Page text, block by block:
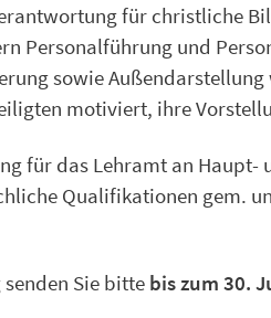
für christliche
Personalführung und
sowie
motiviert, ihre
für das Lehramt an Haupt-
Qualifikationen gem.
Sie bitte bis zum 30.